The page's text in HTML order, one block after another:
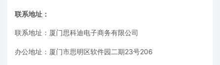
联系地址：
联系地址：厦门思科迪电子商务有限公司
办公地址：厦门市思明区软件园二期23号206